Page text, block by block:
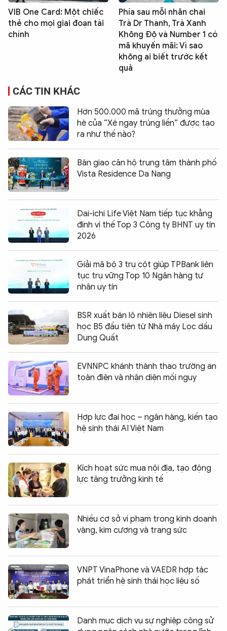
VIB One Card: Một chiếc
thẻ cho mọi giai đoạn tài
chính
Phía sau mỗi nhãn chai
Trà Dr Thanh, Trà Xanh
Không Độ và Number 1 có
mã khuyến mãi: Vì sao
không ai biết trước kết
quả
CÁC TIN KHÁC
Hơn 500.000 mã trúng thưởng mùa
hè của “Xé ngay trúng liền” được tạo
ra như thế nào?
Bàn giao căn hộ trung tâm thành phố
Vista Residence Da Nang
Dai-ichi Life Việt Nam tiếp tục khẳng
định vị thế Top 3 Công ty BHNT uy tín
2026
Giải mã bộ 3 trụ cột giúp TPBank liên
tục trụ vững Top 10 Ngân hàng tư
nhân uy tín
BSR xuất bán lô nhiên liệu Diesel sinh
học B5 đầu tiên từ Nhà máy Lọc dầu
Dung Quất
EVNNPC khánh thành thao trường an
toàn điện và nhận diện mối nguy
Hợp lực đại học – ngân hàng, kiến tạo
hệ sinh thái AI Việt Nam
Kích hoạt sức mua nội địa, tạo động
lực tăng trưởng kinh tế
Nhiều cơ sở vi phạm trong kinh doanh
vàng, kim cương và trang sức
VNPT VinaPhone và VAEDR hợp tác
phát triển hệ sinh thái học liệu số
Danh mục dịch vụ sự nghiệp công sử